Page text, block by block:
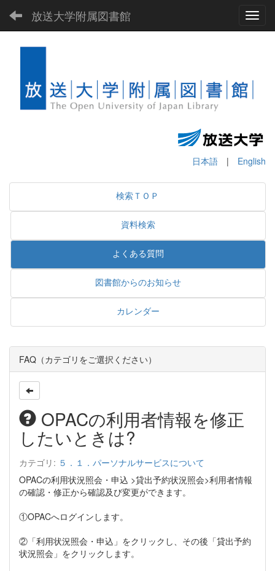
放送大学附属図書館
日本語 | English
検索ＴＯＰ
資料検索
よくある質問
図書館からのお知らせ
カレンダー
FAQ（カテゴリをご選択ください）
OPACの利用者情報を修正
したいときは?
カテゴリ: ５．１．パーソナルサービスについて
OPACの利用状況照会・申込 >貸出予約状況照会>利用者情報
の確認・修正から確認及び変更ができます。
①OPACへログインします。
②「利用状況照会・申込」をクリックし、その後「貸出予約
状況照会」をクリックします。